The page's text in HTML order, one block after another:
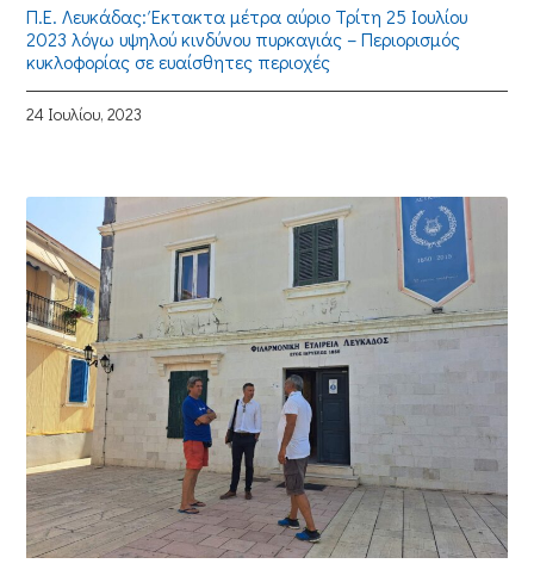
Π.Ε. Λευκάδας: Έκτακτα μέτρα αύριο Τρίτη 25 Ιουλίου
2023 λόγω υψηλού κινδύνου πυρκαγιάς – Περιορισμός
κυκλοφορίας σε ευαίσθητες περιοχές
24 Ιουλίου, 2023